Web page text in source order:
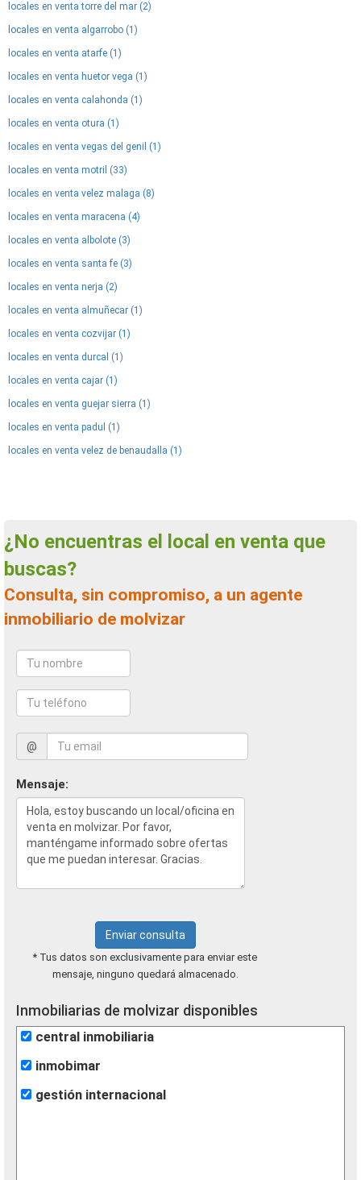
locales en venta torre del mar (2)
locales en venta algarrobo (1)
locales en venta atarfe (1)
locales en venta huetor vega (1)
locales en venta calahonda (1)
locales en venta otura (1)
locales en venta vegas del genil (1)
locales en venta motril (33)
locales en venta velez malaga (8)
locales en venta maracena (4)
locales en venta albolote (3)
locales en venta santa fe (3)
locales en venta nerja (2)
locales en venta almuñecar (1)
locales en venta cozvijar (1)
locales en venta durcal (1)
locales en venta cajar (1)
locales en venta guejar sierra (1)
locales en venta padul (1)
locales en venta velez de benaudalla (1)
¿No encuentras el local en venta que
buscas?
Consulta, sin compromiso, a un agente
inmobiliario de molvizar
@
Mensaje:
Enviar consulta
* Tus datos son exclusivamente para enviar este
mensaje, ninguno quedará almacenado.
Inmobiliarias de molvizar disponibles
central inmobiliaria
inmobimar
gestión internacional